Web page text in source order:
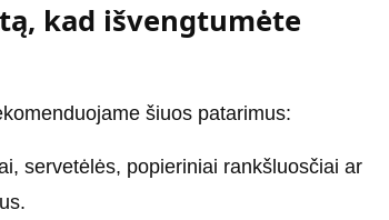
kad išvengtumėte
šiuos patarimus:
servetėlės, popieriniai rankšluosčiai ar